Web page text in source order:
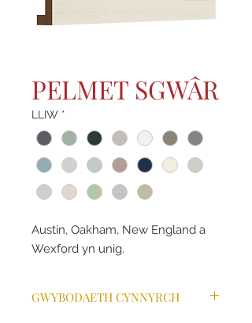
PELMET SGWÂR
LLIW *
Austin, Oakham, New England a
Wexford yn unig.
GWYBODAETH CYNNYRCH